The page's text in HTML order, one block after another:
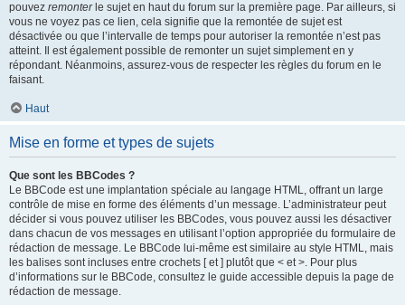
pouvez remonterle sujet en haut du forum sur la première page. Par ailleurs, si
vous ne voyez pas ce lien, cela signifie que la remontée de sujet est
désactivée ou que l’intervalle de temps pour autoriser la remontée n’est pas
atteint. Il est également possible de remonter un sujet simplement en y
répondant. Néanmoins, assurez-vous de respecter les règles du forum en le
faisant.
Haut
Mise en forme et types de sujets
Que sont les BBCodes ?
Le BBCode est une implantation spéciale au langage HTML, offrant un large
contrôle de mise en forme des éléments d’un message. L’administrateur peut
décider si vous pouvez utiliser les BBCodes, vous pouvez aussi les désactiver
dans chacun de vos messages en utilisant l’option appropriée du formulaire de
rédaction de message. Le BBCode lui-même est similaire au style HTML, mais
les balises sont incluses entre crochets [ et ] plutôt que < et >. Pour plus
d’informations sur le BBCode, consultez le guide accessible depuis la page de
rédaction de message.